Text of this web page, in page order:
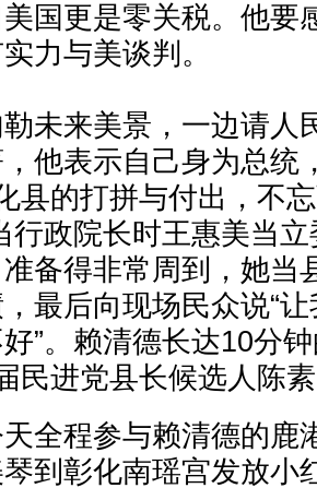
国更是零关税。他要
力与美谈判。
未来美景，一边请人
他表示自己身为总统
县的打拼与付出，不
行政院长时王惠美当
备得非常周到，她当
最后向现场民众说“
”。赖清德长达10分
民进党县长候选人陈
全程参与赖清德的鹿
到彰化南瑶宫发放小